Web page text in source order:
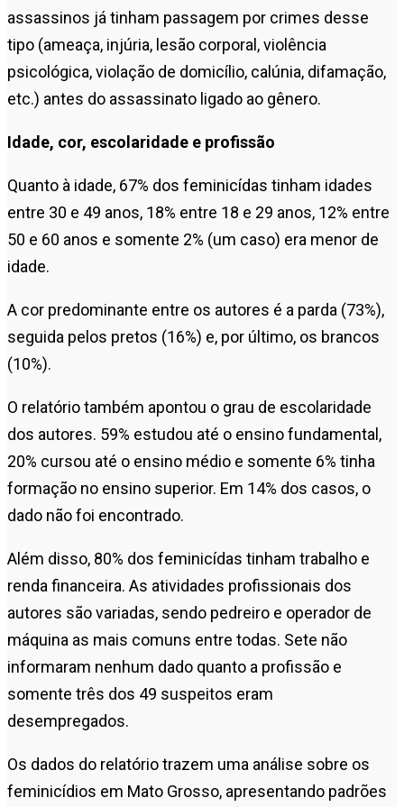
assassinos já tinham passagem por crimes desse
tipo (ameaça, injúria, lesão corporal, violência
psicológica, violação de domicílio, calúnia, difamação,
etc.) antes do assassinato ligado ao gênero.
Idade, cor, escolaridade e profissão
Quanto à idade, 67% dos feminicídas tinham idades
entre 30 e 49 anos, 18% entre 18 e 29 anos, 12% entre
50 e 60 anos e somente 2% (um caso) era menor de
idade.
A cor predominante entre os autores é a parda (73%),
seguida pelos pretos (16%) e, por último, os brancos
(10%).
O relatório também apontou o grau de escolaridade
dos autores. 59% estudou até o ensino fundamental,
20% cursou até o ensino médio e somente 6% tinha
formação no ensino superior. Em 14% dos casos, o
dado não foi encontrado.
Além disso, 80% dos feminicídas tinham trabalho e
renda financeira. As atividades profissionais dos
autores são variadas, sendo pedreiro e operador de
máquina as mais comuns entre todas. Sete não
informaram nenhum dado quanto a profissão e
somente três dos 49 suspeitos eram
desempregados.
Os dados do relatório trazem uma análise sobre os
feminicídios em Mato Grosso, apresentando padrões